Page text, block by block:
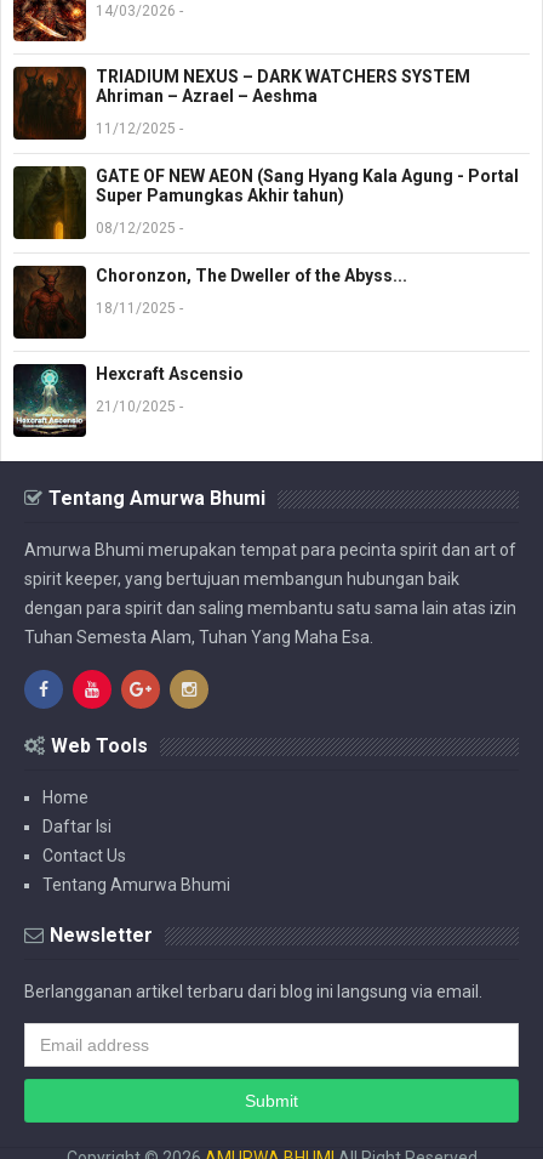
14/03/2026 -
TRIADIUM NEXUS – DARK WATCHERS SYSTEM
Ahriman – Azrael – Aeshma
11/12/2025 -
GATE OF NEW AEON (Sang Hyang Kala Agung - Portal
Super Pamungkas Akhir tahun)
08/12/2025 -
Choronzon, The Dweller of the Abyss...
18/11/2025 -
Hexcraft Ascensio
21/10/2025 -
Tentang Amurwa Bhumi
Amurwa Bhumi merupakan tempat para pecinta spirit dan art of
spirit keeper, yang bertujuan membangun hubungan baik
dengan para spirit dan saling membantu satu sama lain atas izin
Tuhan Semesta Alam, Tuhan Yang Maha Esa.
Web Tools
Home
Daftar Isi
Contact Us
Tentang Amurwa Bhumi
Newsletter
Berlangganan artikel terbaru dari blog ini langsung via email.